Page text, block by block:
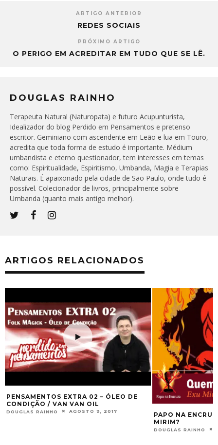
ARTIGO ANTERIOR
REDES SOCIAIS
PRÓXIMO ARTIGO
O PERIGO EM ACREDITAR EM TUDO QUE SE LÊ.
DOUGLAS RAINHO
Terapeuta Natural (Naturopata) e futuro Acupunturista,
Idealizador do blog Perdido em Pensamentos e pretenso
escritor. Geminiano com ascendente em Leão e lua em Touro,
acredita que toda forma de estudo é importante. Médium
umbandista e eterno questionador, tem interesses em temas
como: Espiritualidade, Espiritismo, Umbanda, Magia e Terapias
Naturais. É apaixonado pela cidade de São Paulo, onde tudo é
possível. Colecionador de livros, principalmente sobre
Umbanda (quanto mais antigo melhor).
ARTIGOS RELACIONADOS
PAPO NA ENCRUZA 135 – QUEM É O EXU
EVOCAÇÃO,
DOUGLAS RAINHO